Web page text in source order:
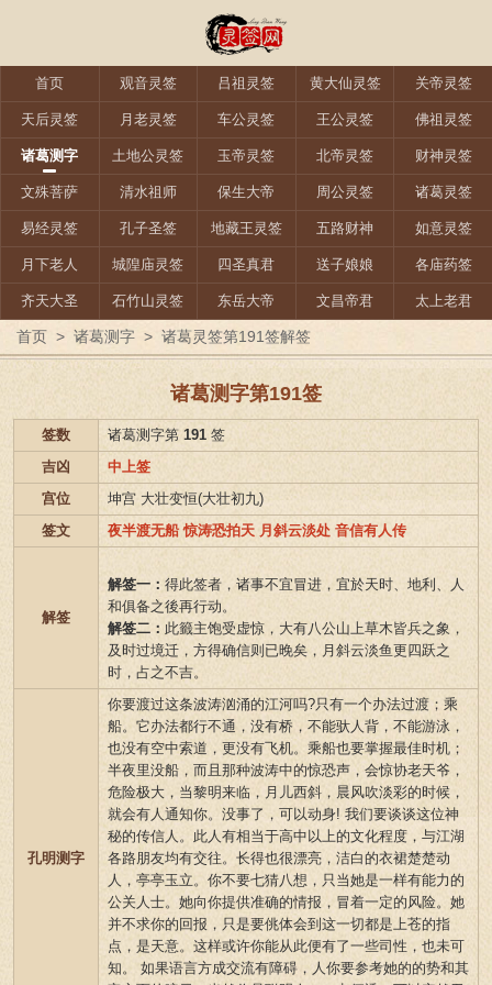
首页 观音灵签 吕祖灵签 黄大仙灵签 关帝灵签
天后灵签 月老灵签 车公灵签 王公灵签 佛祖灵签
诸葛测字 土地公灵签 玉帝灵签 北帝灵签 财神灵签
文殊菩萨 清水祖师 保生大帝 周公灵签 诸葛灵签
易经灵签 孔子圣签 地藏王灵签 五路财神 如意灵签
月下老人 城隍庙灵签 四圣真君 送子娘娘 各庙药签
齐天大圣 石竹山灵签 东岳大帝 文昌帝君 太上老君
首页 > 诸葛测字 > 诸葛灵签第191签解签
诸葛测字第191签
签数 诸葛测字第 191 签
吉凶
中上签
宫位
坤宫 大壮变恒(大壮初九)
签文
夜半渡无船 惊涛恐拍天 月斜云淡处 音信有人传
解签
解签一： 得此签者，诸事不宜冒进，宜於天时、地利、人
和俱备之後再行动。
解签二： 此籤主饱受虚惊，大有八公山上草木皆兵之象，
及时过境迁，方得确信则已晚矣，月斜云淡鱼更四跃之
时，占之不吉。
孔明测字
你要渡过这条波涛汹涌的江河吗?只有一个办法过渡；乘
船。它办法都行不通，没有桥，不能驮人背，不能游泳，
也没有空中索道，更没有飞机。乘船也要掌握最佳时机；
半夜里没船，而且那种波涛中的惊恐声，会惊协老天爷，
危险极大，当黎明来临，月儿西斜，晨风吹淡彩的时候，
就会有人通知你。没事了，可以动身! 我们要谈谈这位神
秘的传信人。此人有相当于高中以上的文化程度，与江湖
各路朋友均有交往。长得也很漂亮，洁白的衣裙楚楚动
人，亭亭玉立。你不要七猜八想，只当她是一样有能力的
公关人士。她向你提供准确的情报，冒着一定的风险。她
并不求你的回报，只是要佻体会到这一切都是上苍的指
点，是天意。这样或许你能从此便有了一些司性，也未可
知。 如果语言方成交流有障碍，人你要参考她的的势和其